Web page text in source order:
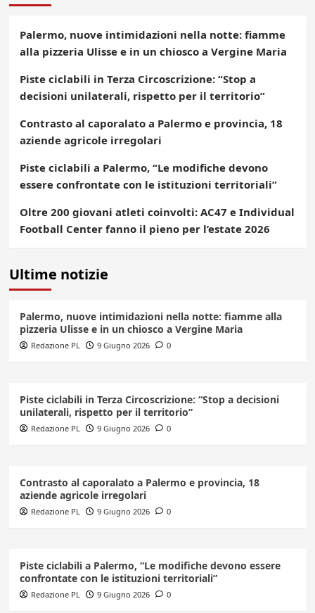
Palermo, nuove intimidazioni nella notte: fiamme
alla pizzeria Ulisse e in un chiosco a Vergine Maria
Piste ciclabili in Terza Circoscrizione: “Stop a
decisioni unilaterali, rispetto per il territorio”
Contrasto al caporalato a Palermo e provincia, 18
aziende agricole irregolari
Piste ciclabili a Palermo, “Le modifiche devono
essere confrontate con le istituzioni territoriali”
Oltre 200 giovani atleti coinvolti: AC47 e Individual
Football Center fanno il pieno per l’estate 2026
Ultime notizie
Palermo, nuove intimidazioni nella notte: fiamme alla
pizzeria Ulisse e in un chiosco a Vergine Maria
Redazione PL 9 Giugno 2026 0
Piste ciclabili in Terza Circoscrizione: “Stop a decisioni
unilaterali, rispetto per il territorio”
Redazione PL 9 Giugno 2026 0
Contrasto al caporalato a Palermo e provincia, 18
aziende agricole irregolari
Redazione PL 9 Giugno 2026 0
Piste ciclabili a Palermo, “Le modifiche devono essere
confrontate con le istituzioni territoriali”
Redazione PL 9 Giugno 2026 0